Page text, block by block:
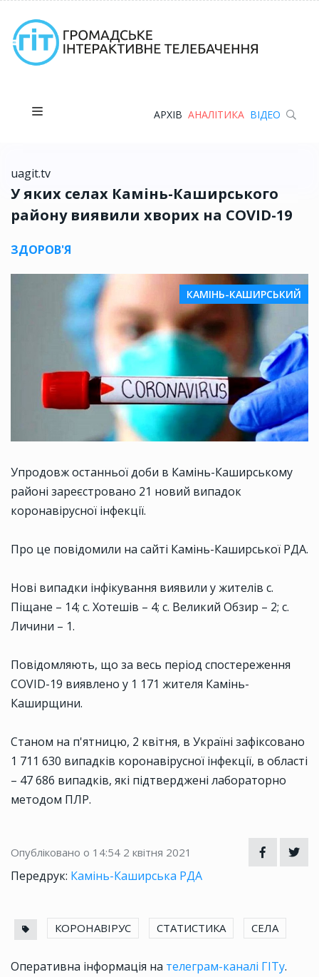
АРХІВ АНАЛІТИКА ВІДЕО
uagit.tv
У яких селах Камінь-Каширського
району виявили хворих на COVID-19
ЗДОРОВ'Я
КАМІНЬ-КАШИРСЬКИЙ
Упродовж останньої доби в Камінь-Каширському
районі зареєстровано 21 новий випадок
коронавірусної інфекції.
Про це повідомили на сайті Камінь-Каширської РДА.
Нові випадки інфікування виявили у жителів с.
Піщане – 14; с. Хотешів – 4; с. Великий Обзир – 2; с.
Личини – 1.
Повідомляють, що за весь період спостереження
COVID-19 виявлено у 1 171 жителя Камінь-
Каширщини.
Станом на п'ятницю, 2 квітня, в Україні зафіксовано
1 711 630 випадків коронавірусної інфекції, в області
– 47 686 випадків, які підтверджені лабораторно
методом ПЛР.
Опубліковано о 14:54 2 квітня 2021
Передрук: Камінь-Каширська РДА
КОРОНАВІРУС СТАТИСТИКА СЕЛА
Оперативна інформація на телеграм-каналі ГІТу.